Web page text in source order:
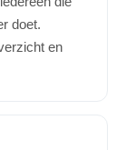
doet.
en